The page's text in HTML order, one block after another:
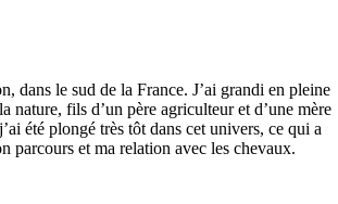
dans le sud de la France. J’ai grandi en pleine
nature, fils d’un père agriculteur et d’une mère
été plongé très tôt dans cet univers, ce qui a
parcours et ma relation avec les chevaux.